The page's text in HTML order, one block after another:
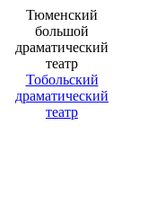
Тюменский
большой
драматический
театр
Тобольский
драматический
театр